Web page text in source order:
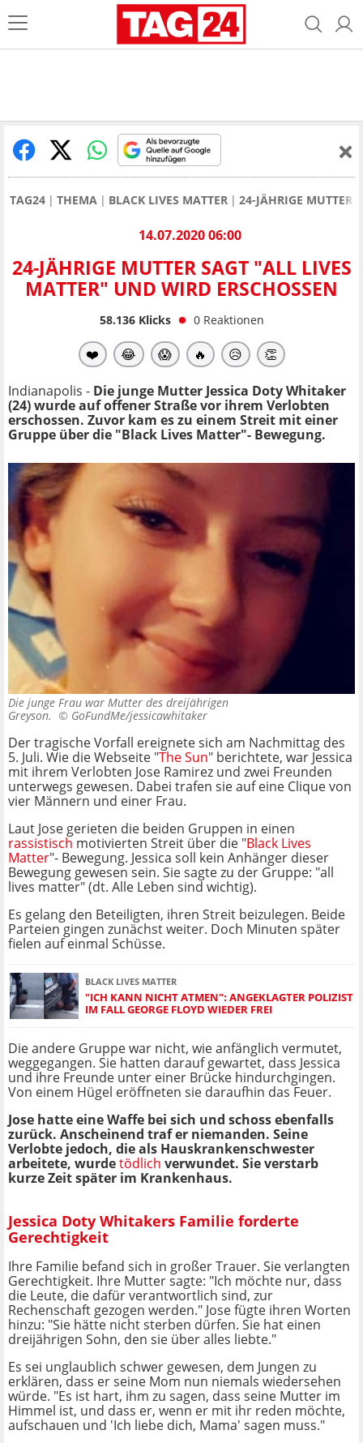
TAG24 THEMA BLACK LIVES MATTER 24-JÄHRIGE MUTTER
14.07.2020 06:00
24-JÄHRIGE MUTTER SAGT "ALL LIVES
MATTER" UND WIRD ERSCHOSSEN
58.136Klicks 0 Reaktionen
❤️ 😂 😱 🔥 😥 👏
Indianapolis - Die junge Mutter Jessica Doty Whitaker
(24) wurde auf offener Straße vor ihrem Verlobten
erschossen. Zuvor kam es zu einem Streit mit einer
Gruppe über die "Black Lives Matter"- Bewegung.
Die junge Frau war Mutter des dreijährigen
Greyson. © GoFundMe/jessicawhitaker
Der tragische Vorfall ereignete sich am Nachmittag des
5. Juli. Wie die Webseite "The Sun" berichtete, war Jessica
mit ihrem Verlobten Jose Ramirez und zwei Freunden
unterwegs gewesen. Dabei trafen sie auf eine Clique von
vier Männern und einer Frau.
Laut Jose gerieten die beiden Gruppen in einen
rassistisch motivierten Streit über die "Black Lives
Matter"- Bewegung. Jessica soll kein Anhänger dieser
Bewegung gewesen sein. Sie sagte zu der Gruppe: "all
lives matter" (dt. Alle Leben sind wichtig).
Es gelang den Beteiligten, ihren Streit beizulegen. Beide
Parteien gingen zunächst weiter. Doch Minuten später
fielen auf einmal Schüsse.
BLACK LIVES MATTER
"ICH KANN NICHT ATMEN": ANGEKLAGTER POLIZIST
IM FALL GEORGE FLOYD WIEDER FREI
Die andere Gruppe war nicht, wie anfänglich vermutet,
weggegangen. Sie hatten darauf gewartet, dass Jessica
und ihre Freunde unter einer Brücke hindurchgingen.
Von einem Hügel eröffneten sie daraufhin das Feuer.
Jose hatte eine Waffe bei sich und schoss ebenfalls
zurück. Anscheinend traf er niemanden. Seine
Verlobte jedoch, die als Hauskrankenschwester
arbeitete, wurdetödlich verwundet. Sie verstarb
kurze Zeit später im Krankenhaus.
Jessica Doty Whitakers Familie forderte
Gerechtigkeit
Ihre Familie befand sich in großer Trauer. Sie verlangten
Gerechtigkeit. Ihre Mutter sagte: "Ich möchte nur, dass
die Leute, die dafür verantwortlich sind, zur
Rechenschaft gezogen werden." Jose fügte ihren Worten
hinzu: "Sie hätte nicht sterben dürfen. Sie hat einen
dreijährigen Sohn, den sie über alles liebte."
Es sei unglaublich schwer gewesen, dem Jungen zu
erklären, dass er seine Mom nun niemals wiedersehen
würde. "Es ist hart, ihm zu sagen, dass seine Mutter im
Himmel ist, und dass er, wenn er mit ihr reden möchte,
aufschauen und 'Ich liebe dich, Mama' sagen muss."